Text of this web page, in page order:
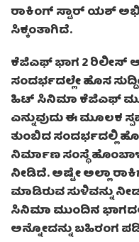
ರಾಕಿಂಗ್ ಸ್ಟಾರ್ ಯಶ್
ಸಿಕ್ಕಂತಾಗಿದೆ.
ಕೆಜಿಎಫ್ ಭಾಗ 2 ರಿಲೀಸ್
ಸಂದರ್ಭದಲ್ಲೇ ಹೊಸ
ಹಿಟ್ ಸಿನಿಮಾ ಕೆಜಿಎಫ್
ಎನ್ನುವುದು ಈ ಮೂಲಕ
ತುಂಬಿದ ಸಂದರ್ಭದಲ್ಲಿ
ನಿರ್ಮಾಣ ಸಂಸ್ಥೆ
ನೀಡಿದೆ. ಅಷ್ಟೇ ಅಲ್ಲಾ
ಮಾಡಿರುವ ಸುಳಿವನ್ನು
ಸಿನಿಮಾ ಮುಂದಿನ
ಅನ್ನೋದನ್ನು ಬಹಿರಂಗ